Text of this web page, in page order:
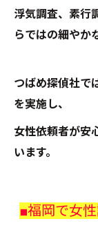
浮気調査、素行
らではの細やか
つばめ探偵社で
を実施し、
女性依頼者が安
います。
■福岡で女